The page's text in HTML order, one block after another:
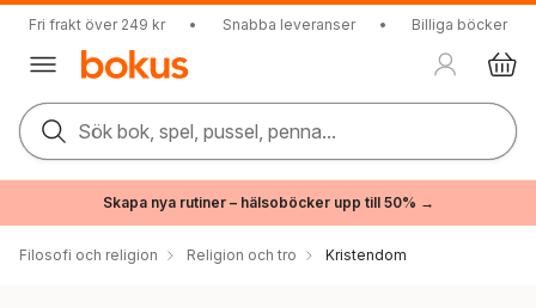
Fri frakt över 249 kr • Snabba leveranser • Billiga böcker
Sök bok, spel, pussel, penna...
Skapa nya rutiner – hälsoböcker upp till 50% →
Filosofi och religion Religion och tro Kristendom